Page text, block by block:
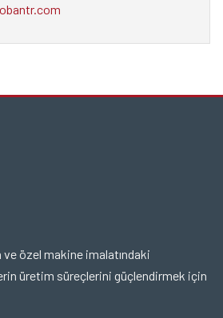
özel makine imalatındaki
üretim süreçlerini güçlendirmek için